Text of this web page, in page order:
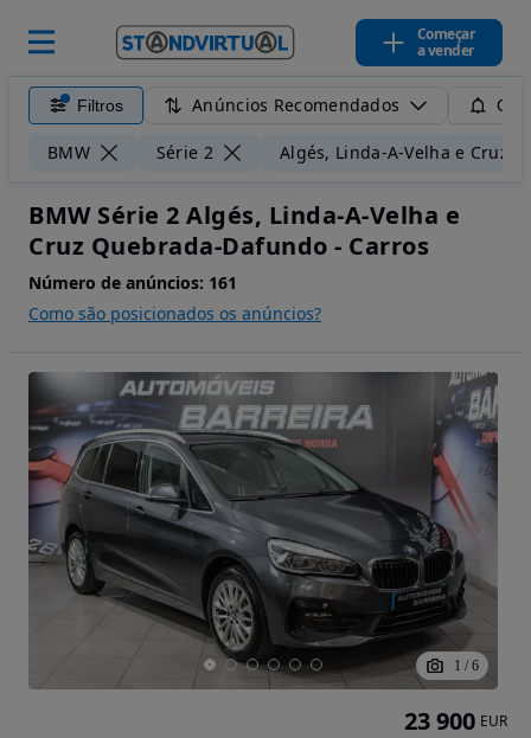
Começar
a vender
Filtros Anúncios Recomendados
BMW Série 2 Algés, Linda-A-Velha e Cruz
BMW Série 2 Algés, Linda-A-Velha e
Cruz Quebrada-Dafundo - Carros
Número de anúncios: 161
Como são posicionados os anúncios?
1 / 6
23 900 EUR